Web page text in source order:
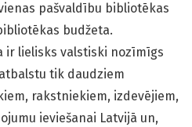
pašvaldību bibliotēkas
budžeta.
ir lielisks valstiski nozīmīgs
tik daudziem
rakstniekiem, izdevējiem,
ieviešanai Latvijā un,